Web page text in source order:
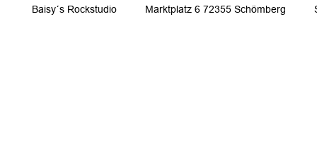
Baisy´s Rockstudio          Marktplatz 6 72355 Schömberg